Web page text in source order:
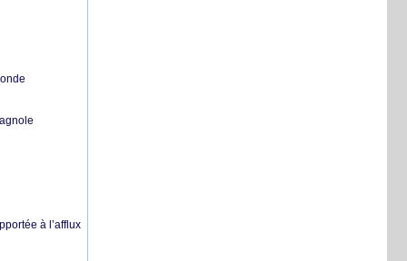
à l’afflux